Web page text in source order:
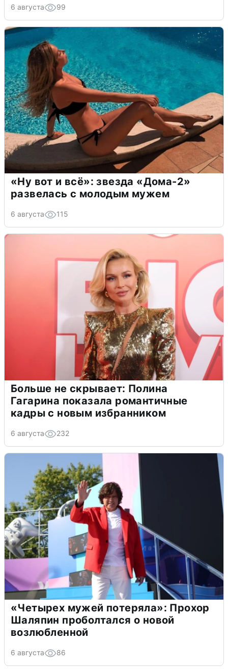
6 августа 99
«Ну вот и всё»: звезда «Дома-2»
развелась с молодым мужем
6 августа 115
Больше не скрывает: Полина
Гагарина показала романтичные
кадры с новым избранником
6 августа 232
«Четырех мужей потеряла»: Прохор
Шаляпин проболтался о новой
возлюбленной
6 августа 86